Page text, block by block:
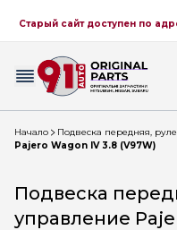
Старый сайт доступен по
Начало
Подвеска передняя,
Pajero Wagon IV 3.8 (V97W)
Подвеска
управление